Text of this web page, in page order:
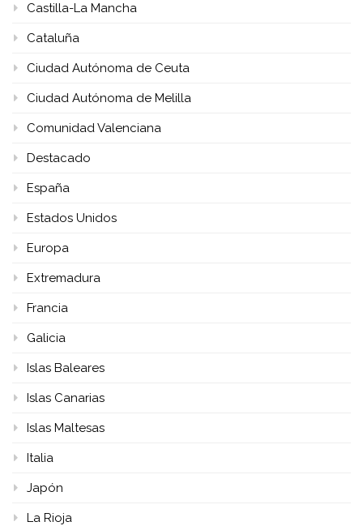
Castilla-La Mancha
Cataluña
Ciudad Autónoma de Ceuta
Ciudad Autónoma de Melilla
Comunidad Valenciana
Destacado
España
Estados Unidos
Europa
Extremadura
Francia
Galicia
Islas Baleares
Islas Canarias
Islas Maltesas
Italia
Japón
La Rioja